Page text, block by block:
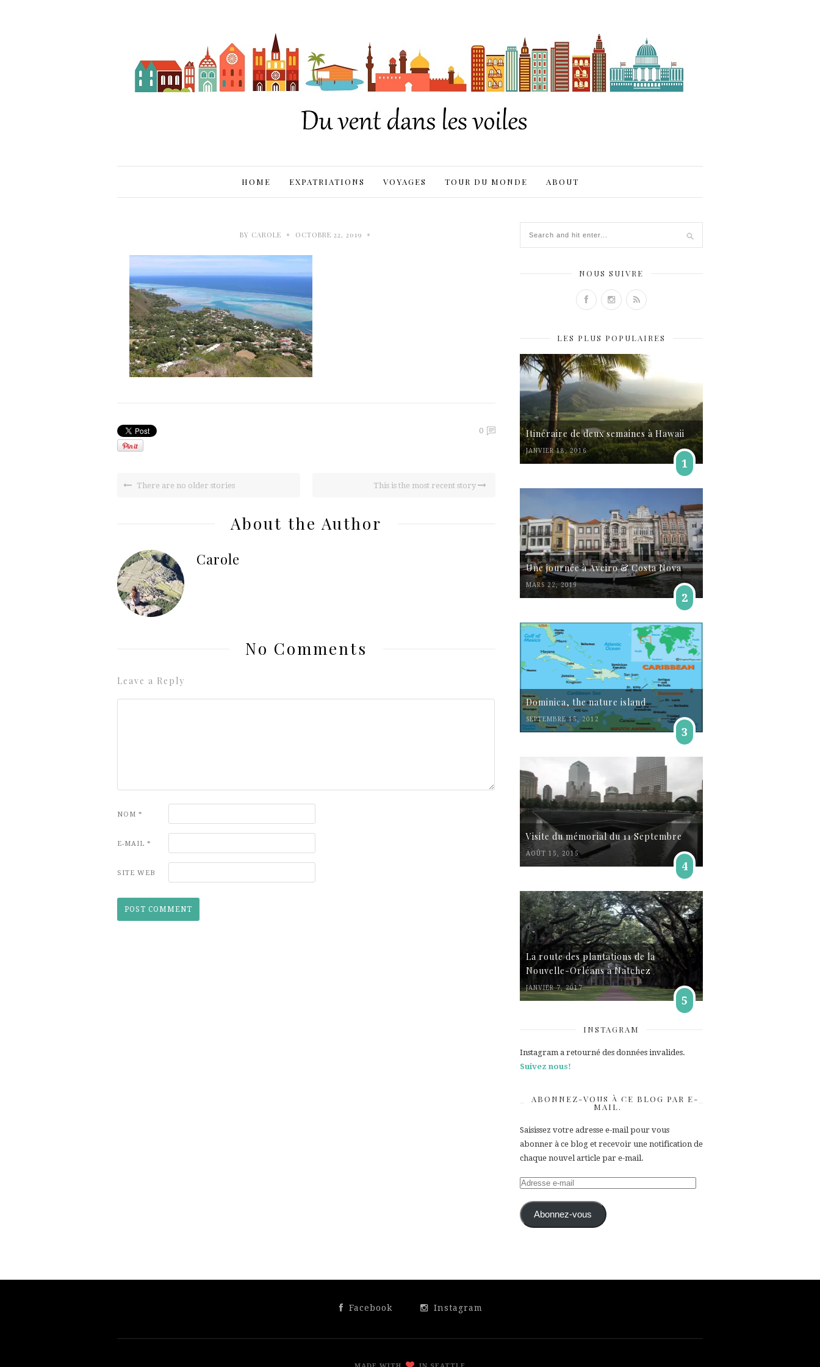
HOME EXPATRIATIONS VOYAGES TOUR DU MONDE ABOUT
BY CAROLE • OCTOBRE 22, 2019 •
0
There are no older stories This is the most recent story
About the Author
Carole
No Comments
Leave a Reply
NOM *
E-MAIL *
SITE WEB
NOUS SUIVRE
LES PLUS POPULAIRES
Itinéraire de deux semaines à Hawaii
JANVIER 18, 2016
1
Une journée à Aveiro & Costa Nova
MARS 22, 2019
2
Dominica, the nature island
SEPTEMBRE 15, 2012
3
Visite du mémorial du 11 Septembre
AOÛT 15, 2015
4
La route des plantations de la
Nouvelle-Orléans à Natchez
JANVIER 7, 2017
5
INSTAGRAM
Instagram a retourné des données invalides.
Suivez nous!
ABONNEZ-VOUS À CE BLOG PAR E-
MAIL.
Saisissez votre adresse e-mail pour vous
abonner à ce blog et recevoir une notification de
chaque nouvel article par e-mail.
Adresse
mail Abonnez-vous
Facebook Instagram